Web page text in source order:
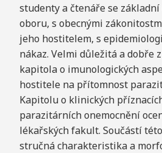
studenty a čtenáře se
oboru, s obecnými
jeho hostitelem, s
nákaz. Velmi důležitá a dobře
kapitola o imunologických
hostitele na přítomnost
Kapitolu o klinických
parazitárních onemocnění
lékařských fakult. Součástí
stručná charakteristika a